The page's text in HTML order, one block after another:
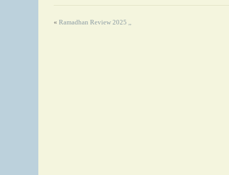
« Ramadhan Review 2025 ,,